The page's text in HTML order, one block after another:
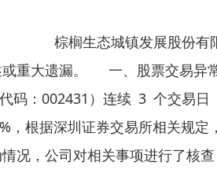
生态城镇发展股份有限
或重大遗漏。 一、股票交易
代码：002431）连续 3 个交易
根据深圳证券交易所相关规定
，公司对相关事项进行了核查